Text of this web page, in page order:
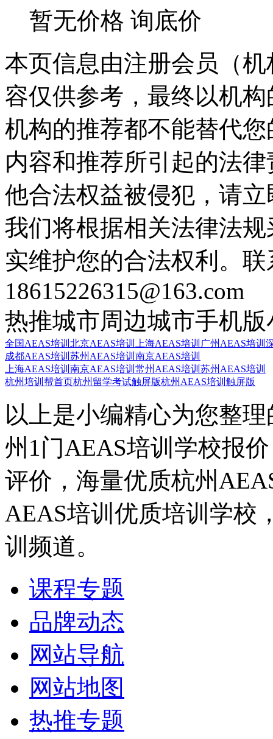
暂无价格 询底价
本页信息由注册会员（
容仅供参考，最终以机
机构的推荐都不能替代
内容和推荐所引起的法
他合法权益被侵犯，请
我们将根据相关法律法
实维护您的合法权利。
18615226315@163.com
热推城市周边城市手机版
全国AEAS培训 北京AEAS培训 上海AEAS培训 广州AEAS培训
成都AEAS培训 苏州AEAS培训 南京AEAS培训
上海AEAS培训 南京AEAS培训 常州AEAS培训 苏州AEAS培训
杭州培训帮首页杭州留学考试触屏版杭州AEAS培训触屏版
以上是小编精心为您整
州1门AEAS培训学校报
评价，海量优质杭州
AEAS培训优质培训学校
训频道。
课程专题
品牌动态
网站导航
网站地图
热推专题